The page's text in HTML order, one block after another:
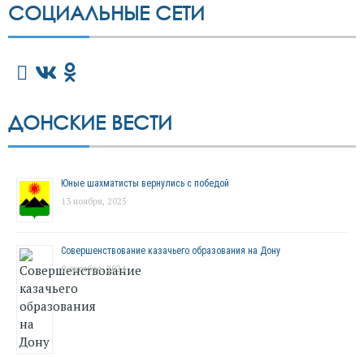
СОЦИАЛЬНЫЕ СЕТИ
ДОНСКИЕ ВЕСТИ
Юные шахматисты вернулись с победой
13 ноября, 2025
Совершенствование казачьего образования на Дону
9 октября, 2024